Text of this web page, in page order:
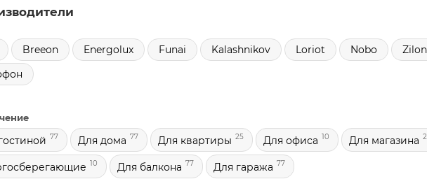
Breeon Energolux Funai Kalashnikov Loriot Nobo Zilon
77 Для дома 77 Для квартиры 25 Для офиса 10 Для магазина
10 Для балкона 77 Для гаража 77